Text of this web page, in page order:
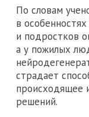
По словам
в
и подростков
а у пожилых
страдает
происходящее
решений.